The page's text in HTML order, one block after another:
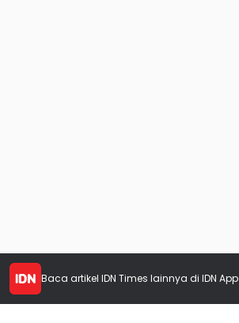
Baca artikel IDN Times lainnya di IDN App